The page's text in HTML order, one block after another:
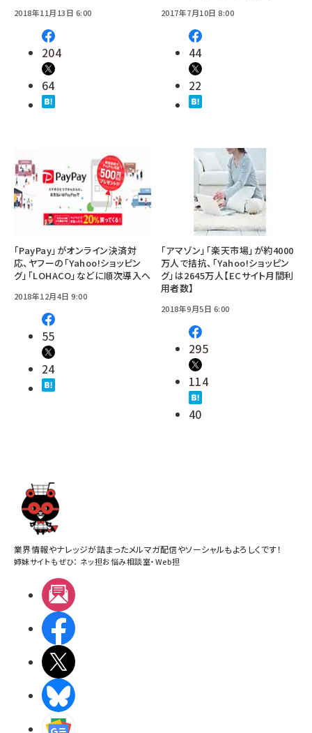
2018年11月13日 6:00
204
64
2017年7月10日 8:00
44
22
「PayPay」がオンライン決済対
応、ヤフーの「Yahoo!ショッピン
グ」「LOHACO」などに順次導入へ
2018年12月4日 9:00
55
24
「アマゾン」「楽天市場」が約4000
万人で拮抗、「Yahoo!ショッピン
グ」は2645万人【ECサイト月間利
用者数】
2018年9月5日 6:00
295
114
40
業界情報やナレッジが詰まったメルマガ配信やソーシャルもよろしくです！
姉妹サイトもぜひ： ネッ担お悩み相談室・Web担